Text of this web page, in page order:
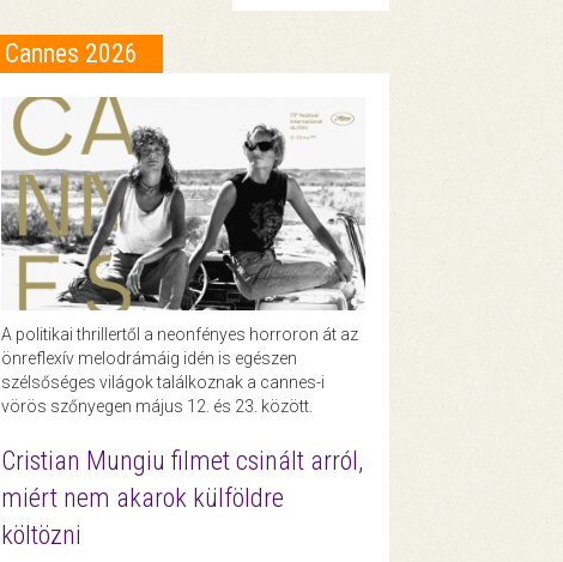
Cannes 2026
A politikai thrillertől a neonfényes horroron át az
önreflexív melodrámáig idén is egészen
szélsőséges világok találkoznak a cannes-i
vörös szőnyegen május 12. és 23. között.
Cristian Mungiu filmet csinált arról,
miért nem akarok külföldre
költözni